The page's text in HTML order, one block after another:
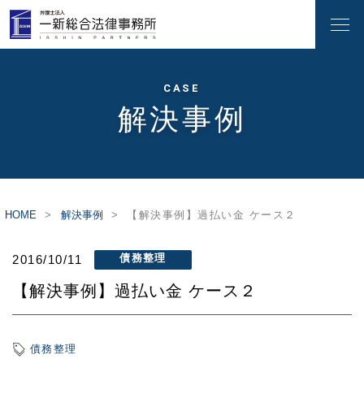
CASE
解決事例
HOME 解決事例 【解決事例】過払い金 ケース２
2016/10/11 債務整理
【解決事例】過払い金 ケース２
債務整理